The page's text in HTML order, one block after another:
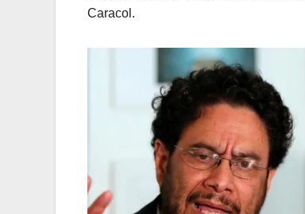
Caracol.